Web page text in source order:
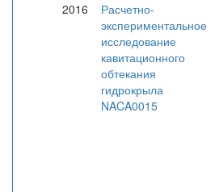
2016
Расчетно-
экспериментальное
исследование
кавитационного
обтекания
гидрокрыла
NACA0015